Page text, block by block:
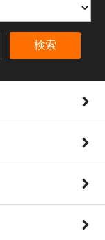
検索